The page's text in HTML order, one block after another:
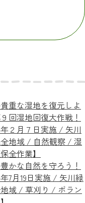
重な湿地を復元しよ
回湿地回復大作戦！
年２月７日実施 / 矢川
地域 / 自然観察 / 湿
全作業】
かな自然を守ろう！
年7月19日実施 / 矢川緑
域 / 草刈り / ボラン